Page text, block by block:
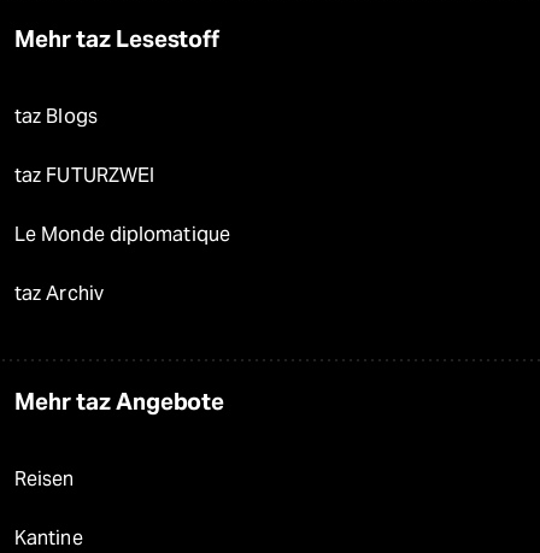
Mehr taz Lesestoff
taz Blogs
taz FUTURZWEI
Le Monde diplomatique
taz Archiv
Mehr taz Angebote
Reisen
Kantine